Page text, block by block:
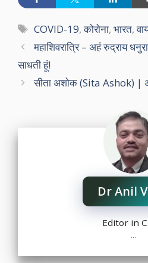
Tags
COVID-19,कोरोना,भारत,
महाशिवरात्रि – अहं रुद्राय
साधती हूं!
सीता अशोक (Sita Ashok) |
Dr Anil
Editor in
...